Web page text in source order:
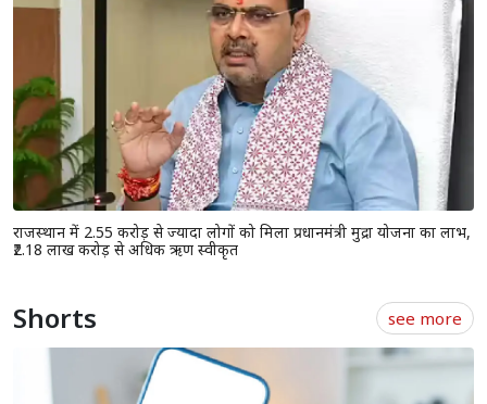
राजस्थान में 2.55 करोड़ से ज्यादा लोगों को मिला प्रधानमंत्री मुद्रा योजना का लाभ,
₹2.18 लाख करोड़ से अधिक ऋण स्वीकृत
Shorts see more